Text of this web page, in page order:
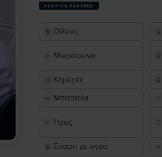
Οθόνη
Μικρόφωνο
Κάμερες
Μπαταρία
Ήχος
Επαφή με υγρά